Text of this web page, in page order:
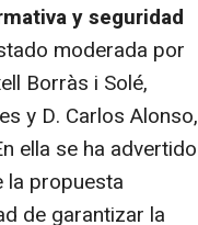
y seguridad
moderada por
Borràs i Solé,
y D. Carlos Alonso,
ella se ha advertido
la propuesta
de garantizar la